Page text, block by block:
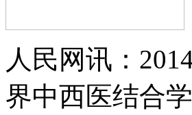
人民网讯：
界中西医结合